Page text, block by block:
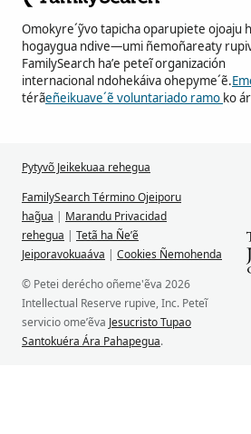
Omokyre´ỹvo tapicha oparupiete ojoaju
hogaygua ndive—umi ñemoñareaty
FamilySearch ha’e peteĩ organización
internacional ndohekáiva ohepyme´ẽ.
térãeñeikuave´ẽ voluntariado ramo ko
Pytyvõ Jeikekuaa rehegua
FamilySearch Término Ojeiporu
hag̃ua | Marandu Privacidad
rehegua | Tetã ha Ñe’ẽ
Jeiporavokuaáva | Cookies Ñemohenda
© Petei derécho oñeme'ẽva 2026
Intellectual Reserve rupive, Inc. Peteĩ
servicio ome’ẽva Jesucristo Tupao
Santokuéra Ára Pahapegua.